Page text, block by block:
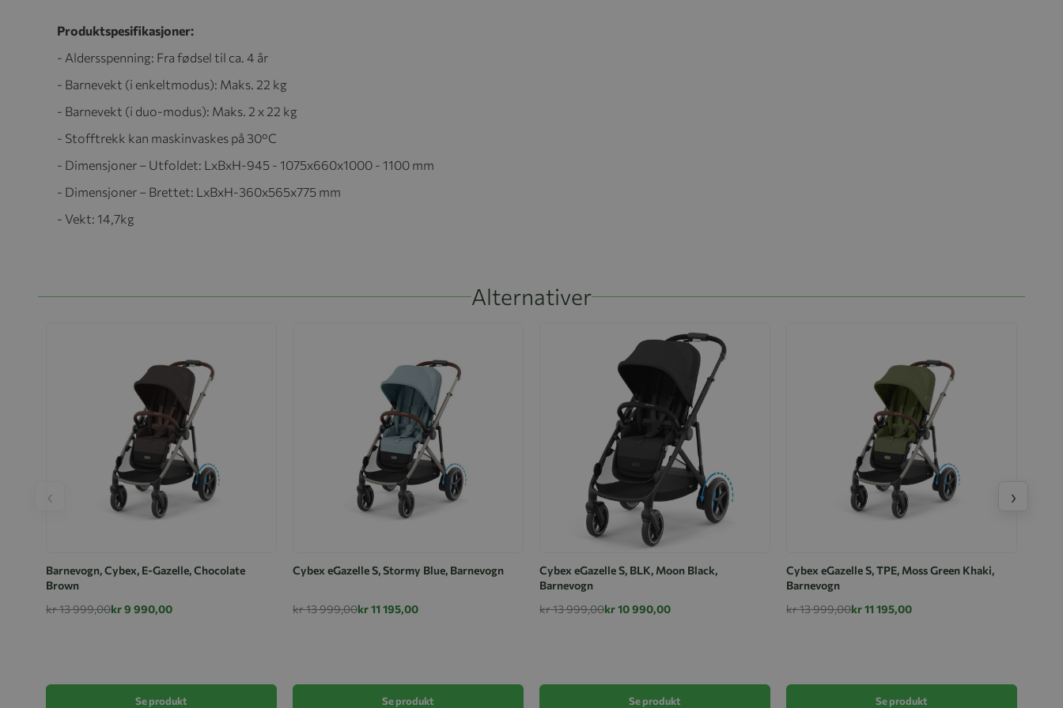
Produktspesifikasjoner:
- Aldersspenning: Fra fødsel til ca. 4 år
- Barnevekt (i enkeltmodus): Maks. 22 kg
- Barnevekt (i duo-modus): Maks. 2 x 22 kg
- Stofftrekk kan maskinvaskes på 30°C
- Dimensjoner – Utfoldet: LxBxH-945 - 1075x660x1000 - 1100 mm
- Dimensjoner – Brettet: LxBxH-360x565x775 mm
- Vekt: 14,7kg
Alternativer
Barnevogn, Cybex, E-Gazelle, Chocolate
Brown
kr 13 999,00kr 9 990,00
Se produkt
Cybex eGazelle S, Stormy Blue, Barnevogn
kr 13 999,00kr 11 195,00
Se produkt
Cybex eGazelle S, BLK, Moon Black,
Barnevogn
kr 13 999,00kr 10 990,00
Se produkt
Cybex eGazelle S, TPE, Moss Green Khaki,
Barnevogn
kr 13 999,00kr 11 195,00
Se produkt
‹ ›